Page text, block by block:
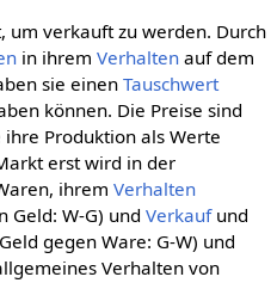
verkauft zu werden. Durch
in ihrem Verhaltenauf dem
sie einen Tauschwert
können. Die Preise sind
Produktion als Werte
erst wird in der
ihrem Verhalten
Geld: W-G) und Verkaufund
gegen Ware: G-W) und
Verhalten von